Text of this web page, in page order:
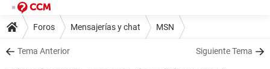
Foros Mensajerías y chat MSN
Tema Anterior Siguiente Tema